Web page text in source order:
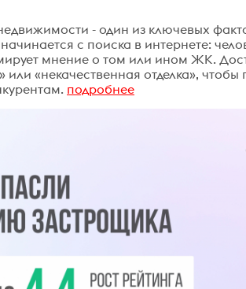
- один из ключевых
с поиска в интернете:
мнение о том или ином ЖК.
или «некачественная отделка»,
подробнее